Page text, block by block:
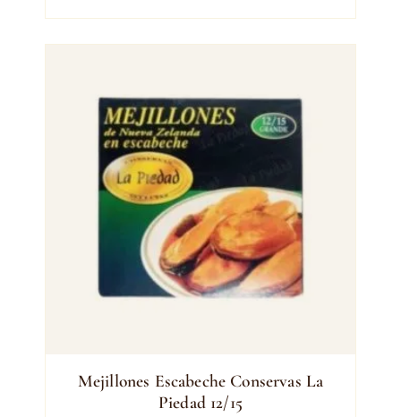
Mejillones Escabeche Conservas La
Piedad 12/15